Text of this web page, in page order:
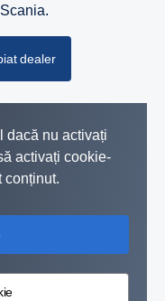
dealer
dacă nu activați
activați cookie-
conținut.